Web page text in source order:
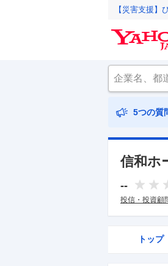
【災害支援】
5つの質
信和ホ
--
投信・投資顧
トップ